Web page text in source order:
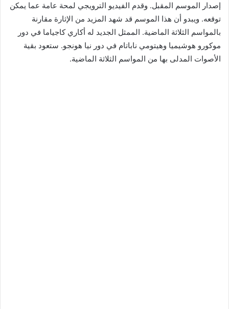
إصدار الموسم المقبل. وقدم الفيديو الترويجي لمحة عامة عما يمكن
توقعه. ويبدو أن هذا الموسم قد شهد المزيد من الإثارة مقارنة
بالمواسم الثلاثة الماضية. الممثل الجديد له أكاري كاجياما في دور
موكورو هوشيميا وهيتومي ناباتام في دور نيا هونجو. ستعود بقية
الأصوات المدلى بها من المواسم الثلاثة الماضية.